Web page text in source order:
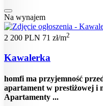
Na wynajem
2 200 PLN 71 zł/m2
Kawalerka
homfi ma przyjemność
apartament w prestiżowej i
Apartamenty ...